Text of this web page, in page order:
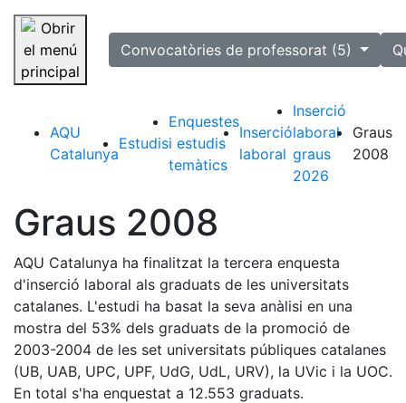
Saltar la navegació
selectedConvocatòries de professorat (5)
AQU
Catalunya
Estudis
Enquestes
i estudis
temàtics
Inserció
laboral
Inserció
laboral
graus
2026
Graus
2008
Graus 2008
AQU Catalunya ha finalitzat la tercera enquesta
d'inserció laboral als graduats de les universitats
catalanes. L'estudi ha basat la seva anàlisi en una
mostra del 53% dels graduats de la promoció de
2003-2004 de les set universitats públiques catalanes
(UB, UAB, UPC, UPF, UdG, UdL, URV), la UVic i la UOC.
En total s'ha enquestat a 12.553 graduats.